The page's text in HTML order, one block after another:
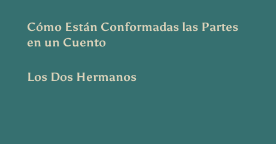
Cómo Están Conformadas las Partes
en un Cuento
Los Dos Hermanos